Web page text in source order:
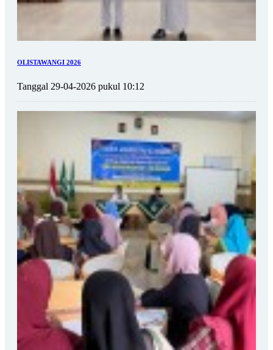
OLISTAWANGI 2026
Tanggal 29-04-2026 pukul 10:12